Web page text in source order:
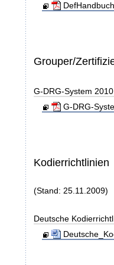
Grouper/
G-DRG-System
G-DRG-
Kodierrichtlinien
(Stand: 25.11.2009)
Deutsche